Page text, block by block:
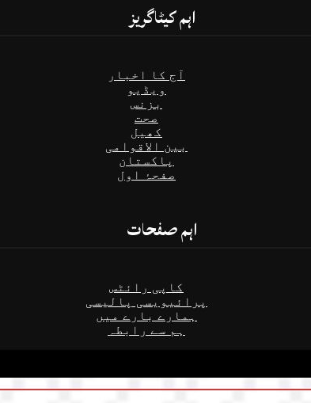
اہم کیٹاگریز
آج کا اخبار
ویڈیو
بزنس
صحت
کھیل
بین الاقوامی
پاکستان
صفحۂ اول
اہم صفحات
کاپی رائٹس
پرائیویسی پالیسی
ہمارے بارے میں
ہم سے رابطہ